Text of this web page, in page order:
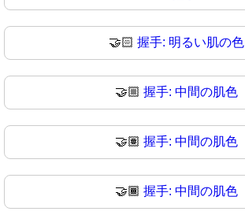
🤝🏻 握手: 明るい肌の色
🤝🏼 握手: 中間の肌色
🤝🏽 握手: 中間の肌色
🤝🏾 握手: 中間の肌色